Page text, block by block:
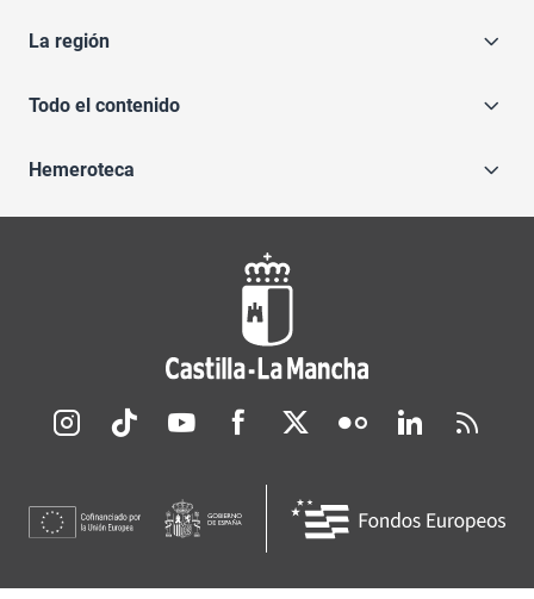
La región
Todo el contenido
Hemeroteca
Redes sociales JCCM